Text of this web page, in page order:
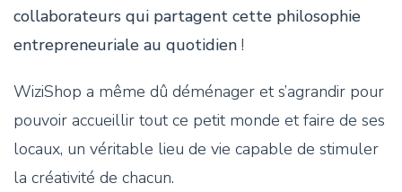
collaborateurs qui partagent cette philosophie
entrepreneuriale au quotidien !
WiziShop a même dû déménager et s’agrandir pour
pouvoir accueillir tout ce petit monde et faire de ses
locaux, un véritable lieu de vie capable de stimuler
la créativité de chacun.